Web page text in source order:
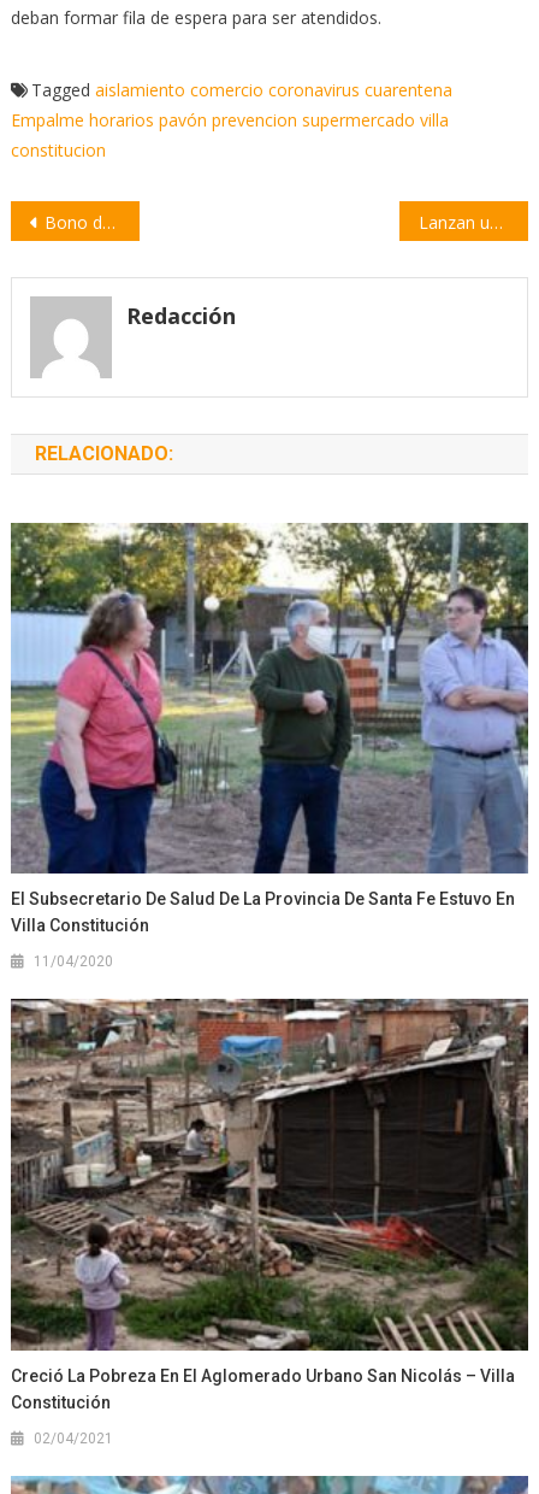
deban formar fila de espera para ser atendidos.
Tagged aislamiento comercio coronavirus cuarentena
Empalme horarios pavón prevencion supermercado villa
constitucion
Navegación
entradas
Bono de 10 mil pesos para monotributistas y trabajadores informales Lanzan una red de lazos solidarios para trabajadores informales y productores
Redacción
RELACIONADO:
El Subsecretario De Salud De La Provincia De Santa Fe Estuvo En
Villa Constitución
11/04/2020
Creció La Pobreza En El Aglomerado Urbano San Nicolás – Villa
Constitución
02/04/2021